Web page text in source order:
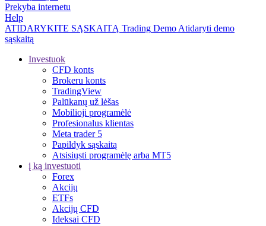
Prekyba internetu
Help
ATIDARYKITE SĄSKAITĄ Trading Demo Atidaryti demo
sąskaitą
Investuok
CFD konts
Brokeru konts
TradingView
Palūkanų už lėšas
Mobilioji programėlė
Profesionalus klientas
Meta trader 5
Papildyk sąskaitą
Atsisiųsti programėlę arba MT5
į ką investuoti
Forex
Akcijų
ETFs
Akcijų CFD
Ideksai CFD